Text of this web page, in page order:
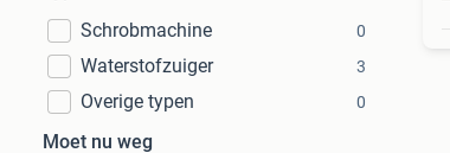
Schrobmachine
0
Waterstofzuiger 3
Overige typen 0
Moet nu weg